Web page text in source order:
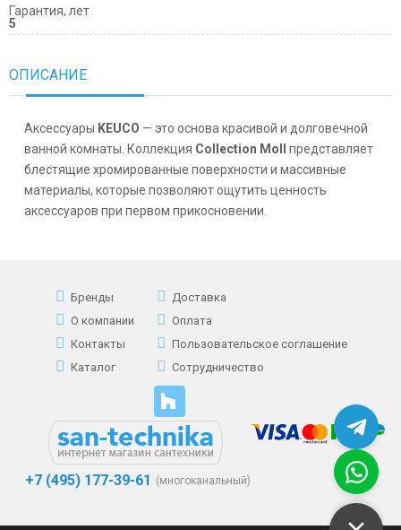
Гарантия, лет
5
ОПИСАНИЕ
Аксессуары KEUCO — это основа красивой и долговечной
ванной комнаты. Коллекция Collection Moll
представляет
блестящие хромированные поверхности и массивные
материалы, которые позволяют ощутить ценность
аксессуаров при первом прикосновении.
Бренды
О компании
Контакты
Каталог
Доставка
Оплата
Пользовательское соглашение
Сотрудничество
+7 (495) 177-39-61 (многоканальный)